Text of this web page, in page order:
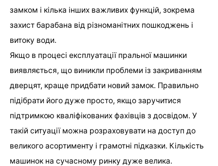
замком і кілька інших важливих функцій, зокрема
захист барабана від різноманітних пошкоджень і
витоку води.
Якщо в процесі експлуатації пральної машинки
виявляється, що виникли проблеми із закриванням
дверцят, краще придбати новий замок. Правильно
підібрати його дуже просто, якщо заручитися
підтримкою кваліфікованих фахівців з досвідом. У
такій ситуації можна розраховувати на доступ до
великого асортименту і грамотні підказки. Кількість
машинок на сучасному ринку дуже велика.